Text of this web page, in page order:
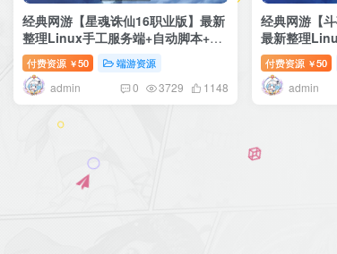
经典网游【星魂诛仙16职业版】最新
整理Linux手工服务端+自动脚本+网
页注册+GM工具+GM命令+客户端
+搭建教程
付费资源 ￥50 端游资源
admin 0 3729 1148
经典网游【
最新整理
+网页注册
端+搭建教程
付费资源 ￥50
admin